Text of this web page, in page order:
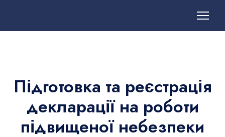
Підготовка та реєстрація
декларації на роботи
підвищеної небезпеки